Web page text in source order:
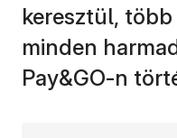
keresztül,
minden
Pay&GO-n